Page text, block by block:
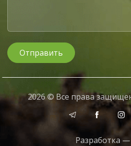
Отправить
2026 © Все права
Разработка —